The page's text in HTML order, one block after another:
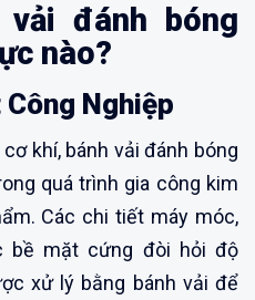
đánh bóng
nào?
Nghiệp
khí, bánh vải đánh bóng
quá trình gia công kim
Các chi tiết máy móc,
bề mặt cứng đòi hỏi độ
xử lý bằng bánh vải để